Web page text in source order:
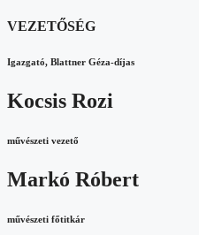
VEZETŐSÉG
Igazgató, Blattner Géza-díjas
Kocsis Rozi
művészeti vezető
Markó Róbert
művészeti főtitkár